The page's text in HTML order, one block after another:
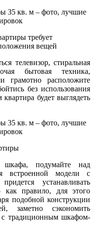
требует
вещей
телевизор, стиральная
бытовая техника,
грамотно расположите
без использования
будет выглядеть
подумайте над
встроенной модели с
устанавливать
как правило, для этого
подобной конструкции
заметно сэкономить
с традиционным шкафом-